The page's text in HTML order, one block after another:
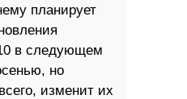
планирует
в следующем
но
изменит их